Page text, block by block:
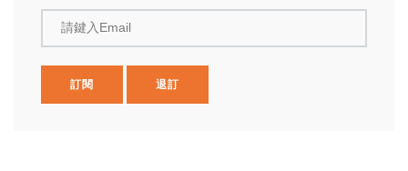
請鍵入Email
訂閱 退訂